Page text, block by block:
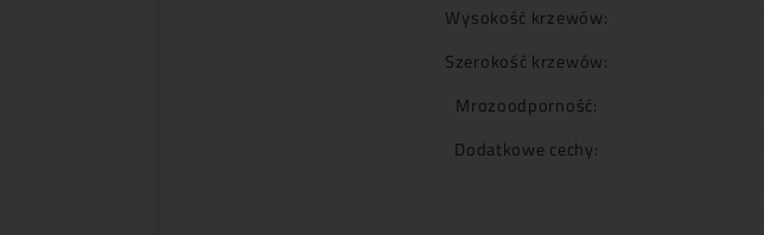
Wysokość krzewów:
Szerokość krzewów:
Mrozoodporność:
Dodatkowe cechy: